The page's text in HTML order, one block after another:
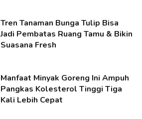
Tren Tanaman Bunga Tulip Bisa
Jadi Pembatas Ruang Tamu & Bikin
Suasana Fresh
Manfaat Minyak Goreng Ini Ampuh
Pangkas Kolesterol Tinggi Tiga
Kali Lebih Cepat